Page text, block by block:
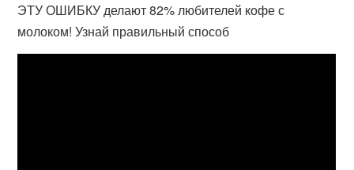
ЭТУ ОШИБКУ делают 82% любителей кофе с
молоком! Узнай правильный способ